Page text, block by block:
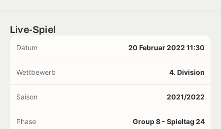
Live-Spiel
Datum 20 Februar 2022 11:30
Wettbewerb 4. Division
Saison 2021/2022
Phase Group 8 - Spieltag 24